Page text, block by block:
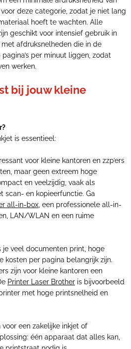
voor deze categorie, zodat je niet lang
hoeft te wachten. Alle
geschikt voor intensief gebruik in
afdruksnelheden die in de
per minuut liggen, zodat
werken.
bij jouw kleine
is essentieel:
voor kleine kantoren en zzp’ers
maar geen extreem hoge
en veelzijdig, vaak als
scan- en kopieerfunctie. Ga
all-in-box , een professionele all-in-
LAN/WLAN en een ruime
je veel documenten print, hoge
kosten per pagina belangrijk zijn.
zijn voor kleine kantoren een
Printer Laser Brother is bijvoorbeeld
met hoge printsnelheid en
een zakelijke inkjet of
één apparaat dat alles kan,